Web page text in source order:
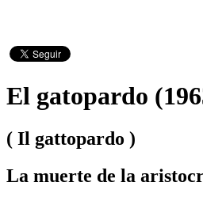
El gatopardo
( Il gattopardo )
La muerte de la